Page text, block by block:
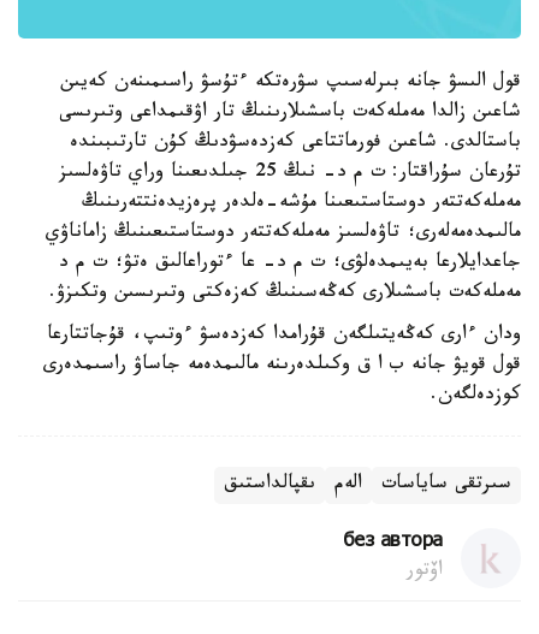
قول الىسۋ جانە بىرلەسىپ سۋرەتكە ءتۇسۋ راسىمىنەن كەيىن
شاعىن زالدا مەملەكەت باسشىلارىنىڭ تار اۋقىمداعى وتىرىسى
باستالدى. شاعىن فورماتتاعى كەزدەسۋدىڭ كۇن تارتىبىندە
تۇرعان سۇراقتار: ت م د- نىڭ 25 جىلدىعىنا وراي تاۋەلسىز
مەملەكەتتەر دوستاستىعىنا مۇشە-ەلدەر پرەزيدەنتتەرىنىڭ
مالىمدەمەلەرى؛ تاۋەلسىز مەملەكەتتەر دوستاستىعىنىڭ زاماناۋي
جاعدايلارعا بەيىمدەلۋى؛ ت م د- عا ءتوراعالىق ەتۋ؛ ت م د
مەملەكەت باسشىلارى كەڭەسىنىڭ كەزەكتى وتىرىسىن وتكىزۋ.
ودان ءارى كەڭەيتىلگەن قۇرامدا كەزدەسۋ ءوتىپ، قۇجاتتارعا
قول قويۋ جانە ب ا ق وكىلدەرىنە مالىمدەمە جاساۋ راسىمدەرى
كوزدەلگەن.
سىرتقى ساياسات الەم ىقپالداستىق
без автора
اۆتور